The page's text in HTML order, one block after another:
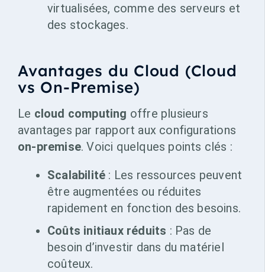
virtualisées, comme des serveurs et
des stockages.
Avantages du Cloud (Cloud
vs On-Premise)
Le cloud computing offre plusieurs
avantages par rapport aux configurations
on-premise. Voici quelques points clés :
Scalabilité : Les ressources peuvent
être augmentées ou réduites
rapidement en fonction des besoins.
Coûts initiaux réduits : Pas de
besoin d’investir dans du matériel
coûteux.